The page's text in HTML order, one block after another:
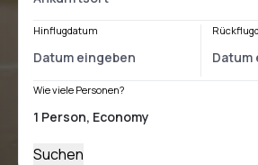
Hinflugdatum
Wie viele Personen?
Suchen